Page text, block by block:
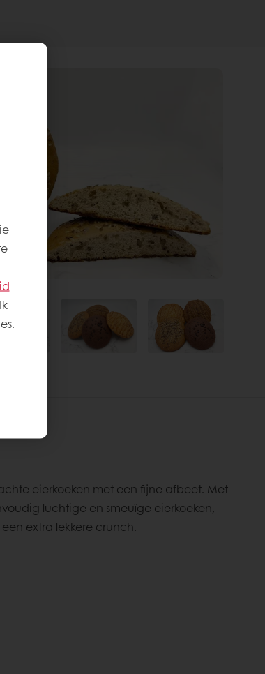
eierkoeken met een fijne afbeet. Met
luchtige en smeuïge eierkoeken,
extra lekkere crunch.